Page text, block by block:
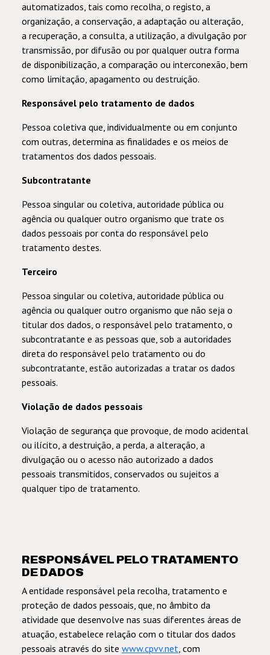
automatizados, tais como recolha, o registo, a
organização, a conservação, a adaptação ou alteração,
a recuperação, a consulta, a utilização, a divulgação por
transmissão, por difusão ou por qualquer outra forma
de disponibilização, a comparação ou interconexão, bem
como limitação, apagamento ou destruição.
Responsável pelo tratamento de dados
Pessoa coletiva que, individualmente ou em conjunto
com outras, determina as finalidades e os meios de
tratamentos dos dados pessoais.
Subcontratante
Pessoa singular ou coletiva, autoridade pública ou
agência ou qualquer outro organismo que trate os
dados pessoais por conta do responsável pelo
tratamento destes.
Terceiro
Pessoa singular ou coletiva, autoridade pública ou
agência ou qualquer outro organismo que não seja o
titular dos dados, o responsável pelo tratamento, o
subcontratante e as pessoas que, sob a autoridades
direta do responsável pelo tratamento ou do
subcontratante, estão autorizadas a tratar os dados
pessoais.
Violação de dados pessoais
Violação de segurança que provoque, de modo acidental
ou ilícito, a destruição, a perda, a alteração, a
divulgação ou o acesso não autorizado a dados
pessoais transmitidos, conservados ou sujeitos a
qualquer tipo de tratamento.
RESPONSÁVEL PELO TRATAMENTO
DE DADOS
A entidade responsável pela recolha, tratamento e
proteção de dados pessoais, que, no âmbito da
atividade que desenvolve nas suas diferentes áreas de
atuação, estabelece relação com o titular dos dados
pessoais através do site www.cpvv.net, com